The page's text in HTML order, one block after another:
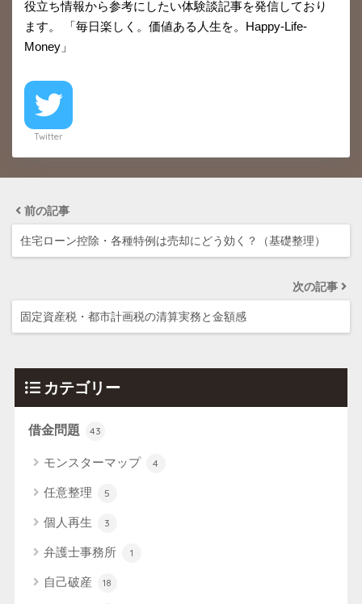
役立ち情報から参考にしたい体験談記事を発信しており
ます。 「毎日楽しく。価値ある人生を。Happy-Life-
Money」
Twitter
前の記事
住宅ローン控除・各種特例は売却にどう効く？（基礎整理）
次の記事
固定資産税・都市計画税の清算実務と金額感
カテゴリー
借金問題 43
モンスターマップ 4
任意整理 5
個人再生 3
弁護士事務所 1
自己破産 18